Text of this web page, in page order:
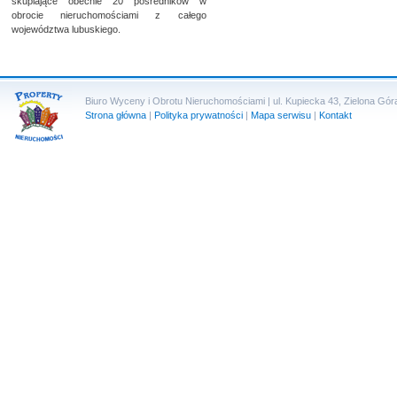
obrocie nieruchomościami z całego
województwa lubuskiego.
Biuro Wyceny i Obrotu Nieruchomościami | ul. Kupiecka 43, Zielona
Strona główna| Polityka prywatności| Mapa serwisu| Kontakt